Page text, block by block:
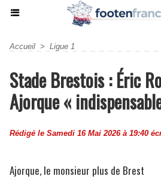
Accueil > Ligue 1
Stade Brestois : Éric
Ajorque «
Rédigé le Samedi 16 Mai 2026 à 19:40
Ajorque, le monsieur plus de Brest